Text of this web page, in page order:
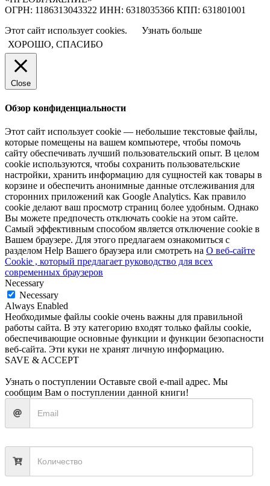
ОГРН: 1186313043322 ИНН: 6318035366 КПП: 631801001
Этот сайт использует cookies.
Узнать больше
ХОРОШО, СПАСИБО
Close
Обзор конфиденциальности
Этот сайт использует cookie — небольшие текстовые файлы,
которые помещены на вашем компьютере, чтобы помочь
сайту обеспечивать лучший пользовательский опыт. В целом
cookie используются, чтобы сохранить пользовательские
настройки, хранить информацию для сущностей как товары в
корзине и обеспечить анонимные данные отслеживания для
сторонних приложений как Google Analytics. Как правило
cookie делают ваш просмотр страниц более удобным. Однако
Вы можете предпочесть отключать cookie на этом сайте.
Самый эффективным способом является отключение cookie в
Вашем браузере. Для этого предлагаем ознакомиться с
разделом Help Вашего браузера или смотреть на О веб-сайте
Cookie , который предлагает руководство для всех
современных браузеров
Necessary
Necessary
Always Enabled
Необходимые файлы cookie очень важны для правильной
работы сайта. В эту категорию входят только файлы cookie,
обеспечивающие основные функции и функции безопасности
веб-сайта. Эти куки не хранят личную информацию.
SAVE & ACCEPT
Узнать о поступлении Оставьте свой e-mail адрес. Мы
сообщим Вам о поступлении данной книги!